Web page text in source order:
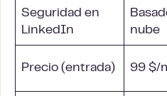
Seguridad en
LinkedIn
nube
Precio (entrada) 99 $/